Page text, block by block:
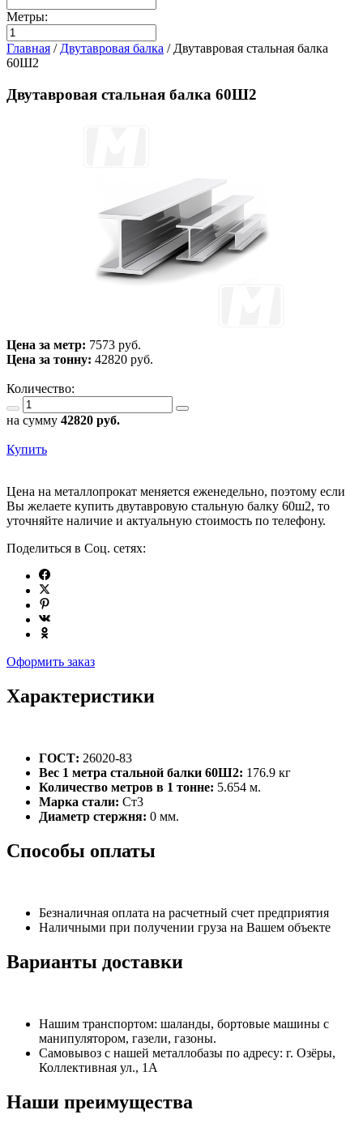
Метры:
Главная / Двутавровая балка / Двутавровая стальная балка
60Ш2
Двутавровая стальная балка 60Ш2
Цена за метр: 7573 руб.
Цена за тонну: 42820 руб.
Количество:
на сумму 42820 руб.
Купить
Цена на металлопрокат меняется еженедельно, поэтому если
Вы желаете купить двутавровую стальную балку 60ш2, то
уточняйте наличие и актуальную стоимость по телефону.
Поделиться в Соц. сетях:
Оформить заказ
Характеристики
ГОСТ: 26020-83
Вес 1 метра стальной балки 60Ш2: 176.9 кг
Количество метров в 1 тонне: 5.654 м.
Марка стали: Ст3
Диаметр стержня: 0 мм.
Способы оплаты
Безналичная оплата на расчетный счет предприятия
Наличными при получении груза на Вашем объекте
Варианты доставки
Нашим транспортом: шаланды, бортовые машины с
манипулятором, газели, газоны.
Самовывоз с нашей металлобазы по адресу: г. Озёры,
Коллективная ул., 1А
Наши преимущества